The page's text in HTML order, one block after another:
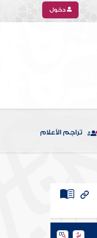
دخول
تراجم الأعلام